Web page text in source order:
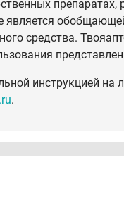
препаратах,
является
средства.
инструкцией на
.